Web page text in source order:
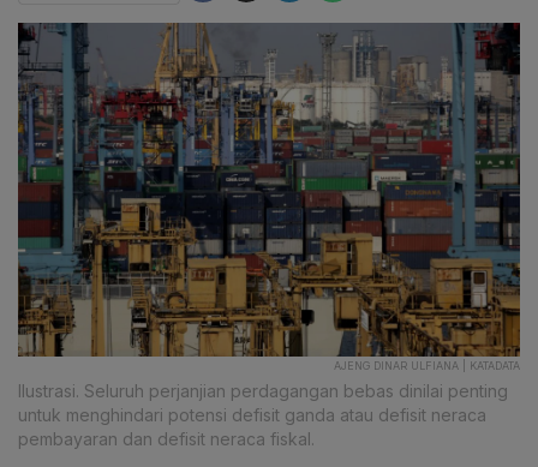
AJENG DINAR ULFIANA | KATADATA
Ilustrasi. Seluruh perjanjian perdagangan bebas dinilai penting
untuk menghindari potensi defisit ganda atau defisit neraca
pembayaran dan defisit neraca fiskal.